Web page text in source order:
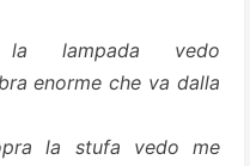
lampada vedo
enorme che va dalla
la stufa vedo me